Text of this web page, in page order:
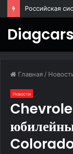
Diagcars
Главная /
Новости